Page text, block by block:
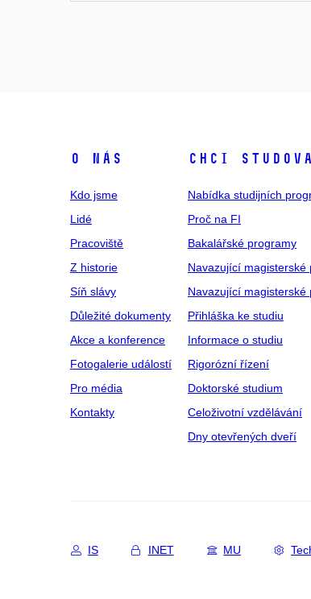
O NÁS
Kdo jsme
Lidé
Pracoviště
Z historie
Síň slávy
Důležité dokumenty
Akce a konference
Fotogalerie událostí
Pro média
Kontakty
CHCI
Nabídka studijních
Proč na FI
Bakalářské programy
Navazující magisterské
Navazující magisterské
Přihláška ke studiu
Informace o studiu
Rigorózní řízení
Doktorské studium
Celoživotní vzdělávání
Dny otevřených dveří
IS INET MU